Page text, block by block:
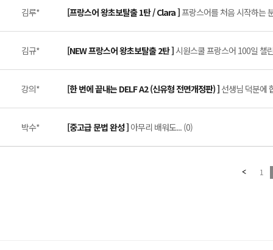
김루* [프랑스어 왕초보탈출 1탄 / Clara ]프랑스어를 처음 시작하는
김규* [NEW 프랑스어 왕초보탈출 2탄 ]시원스쿨 프랑스어 100일 챌
강의* [한 번에 끝내는 DELF A2 (신유형 전면개정판) ] 선생님 덕분에
박수* [중고급 문법 완성 ] 아무리 배워도... (0)
1